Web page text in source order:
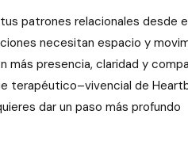
patrones relacionales desde
necesitan espacio y
más presencia, claridad y
terapéutico–vivencial de
dar un paso más profundo